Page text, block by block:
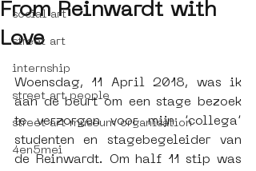
social art
street art
internship
street art people
street art museum organisation
4en5mei
From Reinwardt with
Love
Woensdag, 11 April 2018, was ik
aan de beurt om een stage bezoek
te verzorgen voor mijn ’collega’
studenten en stagebegeleider van
de Reinwardt. Om half 11 stip was